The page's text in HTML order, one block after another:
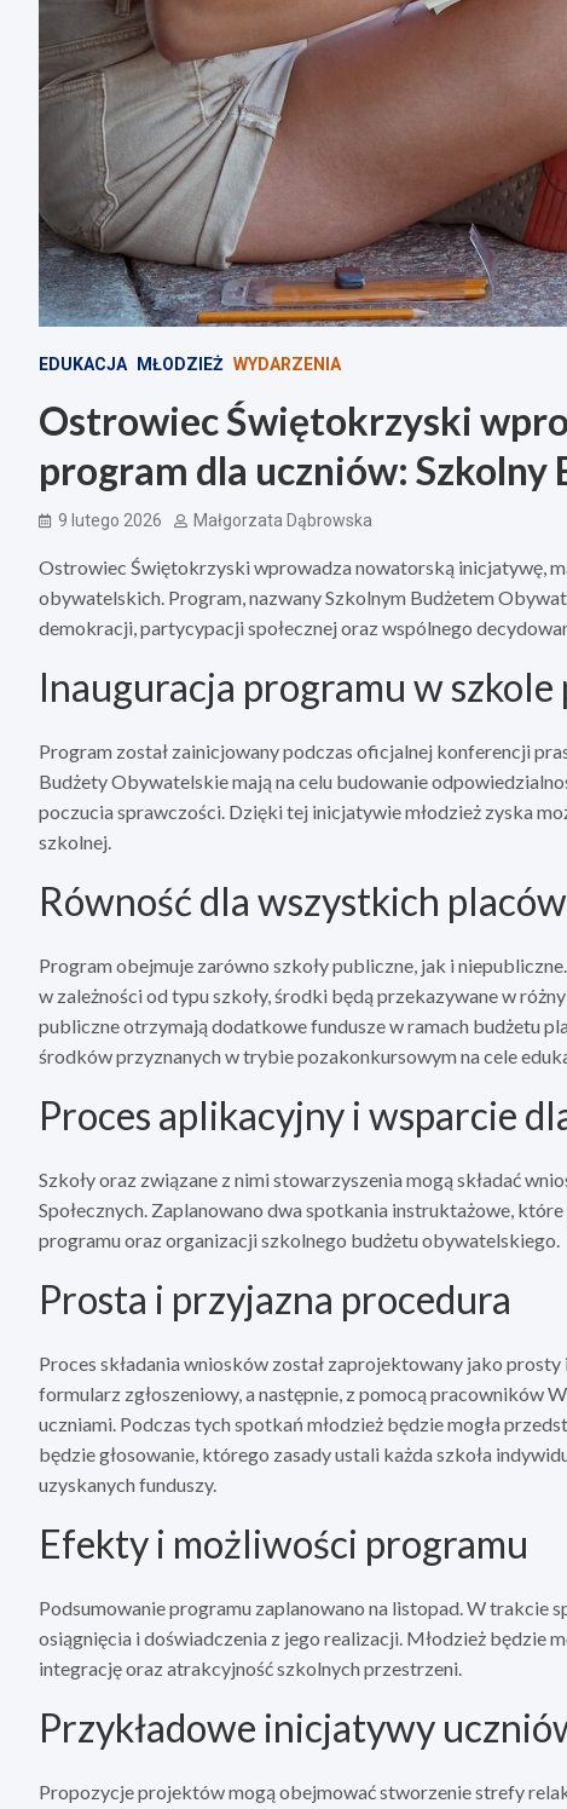
EDUKACJA MŁODZIEŻ WYDARZENIA
Ostrowiec Świętokrzyski
program dla uczniów:
9 lutego 2026 Małgorzata Dąbrowska
Ostrowiec Świętokrzyski wprowadza nowatorską inicjatywę,
obywatelskich. Program, nazwany Szkolnym Budżetem
demokracji, partycypacji społecznej oraz wspólnego
Inauguracja programu w
Program został zainicjowany podczas oficjalnej konferencji
Budżety Obywatelskie mają na celu budowanie
poczucia sprawczości. Dzięki tej inicjatywie młodzież zyska
szkolnej.
Równość dla wszystkich
Program obejmuje zarówno szkoły publiczne, jak i
w zależności od typu szkoły, środki będą przekazywane w
publiczne otrzymają dodatkowe fundusze w ramach budżetu
środków przyznanych w trybie pozakonkursowym na cele
Proces aplikacyjny i wsparcie
Szkoły oraz związane z nimi stowarzyszenia mogą składać
Społecznych. Zaplanowano dwa spotkania instruktażowe,
programu oraz organizacji szkolnego budżetu obywatelskiego.
Prosta i przyjazna procedura
Proces składania wniosków został zaprojektowany jako
formularz zgłoszeniowy, a następnie, z pomocą pracowników
uczniami. Podczas tych spotkań młodzież będzie mogła
będzie głosowanie, którego zasady ustali każda szkoła
uzyskanych funduszy.
Efekty i możliwości programu
Podsumowanie programu zaplanowano na listopad. W trakcie
osiągnięcia i doświadczenia z jego realizacji. Młodzież będzie
integrację oraz atrakcyjność szkolnych przestrzeni.
Przykładowe inicjatywy
Propozycje projektów mogą obejmować stworzenie strefy